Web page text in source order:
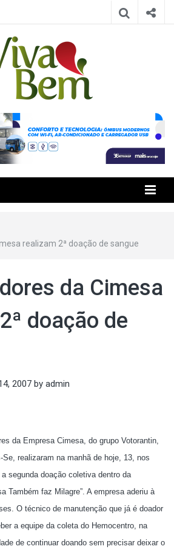
Canal Viva
Bem
realizam 2ª doação de sangue
da Cimesa
doação de
2007 by admin
da Empresa Cimesa, do grupo Votorantin,
realizaram na manhã de hoje, 13, nos
segunda doação coletiva dentro da
Também faz Milagre”. A empresa aderiu à
O técnico de manutenção que já é doador
a equipe da coleta do Hemocentro, na
de continuar doando sem precisar deixar o